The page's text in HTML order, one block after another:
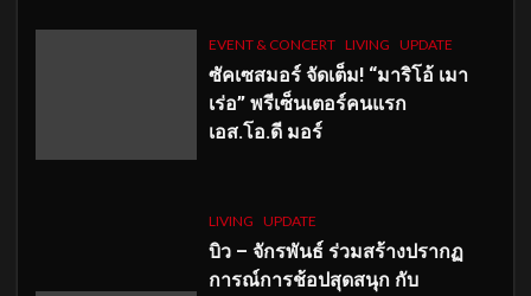
EVENT & CONCERT LIVING UPDATE
ซัคเซสมอร์ จัดเต็ม! “มาริโอ้ เมา
เร่อ” พรีเซ็นเตอร์คนแรก
เอส.โอ.ดี มอร์
LIVING UPDATE
บิว – จักรพันธ์ ร่วมสร้างปรากฏ
การณ์การช้อปสุดสนุก กับ